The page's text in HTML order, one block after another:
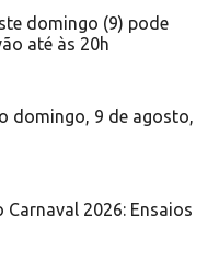
domingo (9) pode
até às 20h
domingo, 9 de agosto,
Carnaval 2026: Ensaios